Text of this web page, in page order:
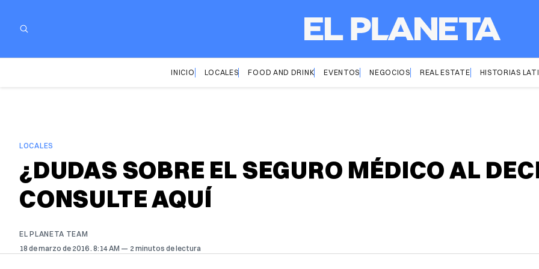
INICIO LOCALES FOOD AND DRINK EVENTOS NEGOCIOS REAL ESTATE HISTORIAS
LOCALES
¿DUDAS SOBRE EL SEGURO MÉDICO AL
CONSULTE AQUÍ
EL PLANETA TEAM
18 de marzo de 2016 . 8:14 AM 2 minutos de lectura